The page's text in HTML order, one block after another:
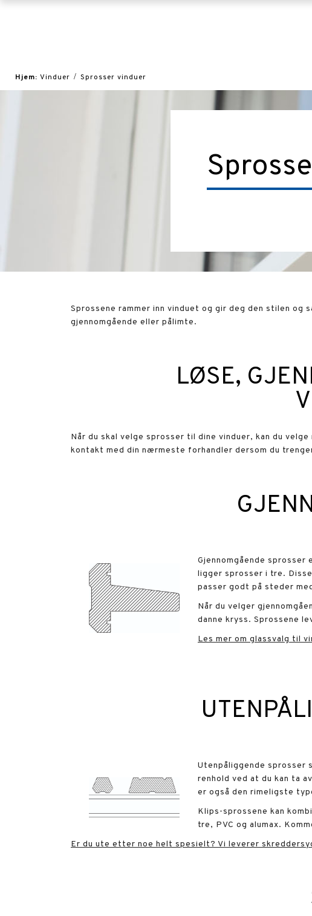
Hjem: Vinduer Sprosser vinduer
Sprossene rammer inn vinduet og gir deg den stilen
gjennomgående eller pålimte.
LØSE,
Når du skal velge sprosser til dine vinduer, kan du
kontakt med din nærmeste forhandler dersom du
Gjennomgående
ligger sprosser i tre.
passer godt på steder
Når du velger
danne kryss. Sprossene
Les mer om glassvalg til
Utenpåliggende
renhold ved at du kan ta
er også den rimeligste
Klips-sprossene kan
tre, PVC og alumax.
Er du ute etter noe helt spesielt? Vi leverer